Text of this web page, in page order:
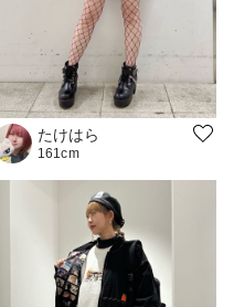
たけはら
161cm